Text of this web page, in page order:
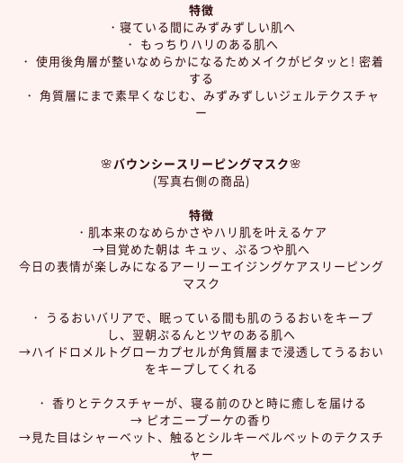
特徴
・寝ている間にみずみずしい肌へ
・ もっちりハリのある肌へ
・ 使用後角層が整いなめらかになるためメイクがピタッと! 密着
する
・ 角質層にまで素早くなじむ、みずみずしいジェルテクスチャ
ー
🌸バウンシースリーピングマスク🌸
(写真右側の商品)
特徴
・肌本来のなめらかさやハリ肌を叶えるケア
→目覚めた朝は キュッ、ぷるつや肌へ
今日の表情が楽しみになるアーリーエイジングケアスリーピング
マスク
・ うるおいバリアで、眠っている間も肌のうるおいをキープ
し、翌朝ぷるんとツヤのある肌へ
→ハイドロメルトグローカプセルが角質層まで浸透してうるおい
をキープしてくれる
・ 香りとテクスチャーが、寝る前のひと時に癒しを届ける
→ ピオニーブーケの香り
→見た目はシャーベット、触るとシルキーベルベットのテクスチ
ャー